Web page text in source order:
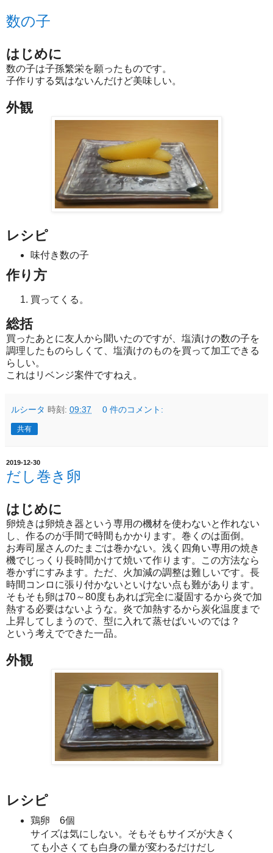
数の子
はじめに
数の子は子孫繁栄を願ったものです。
子作りする気はないんだけど美味しい。
外観
レシピ
味付き数の子
作り方
買ってくる。
総括
買ったあとに友人から聞いたのですが、塩漬けの数の子を
調理したものらしくて、塩漬けのものを買って加工できる
らしい。
これはリベンジ案件ですねえ。
ルシータ 時刻: 09:37 0 件のコメント:
共有
2019-12-30
だし巻き卵
はじめに
卵焼きは卵焼き器という専用の機材を使わないと作れない
し、作るのが手間で時間もかかります。巻くのは面倒。
お寿司屋さんのたまごは巻かない。浅く四角い専用の焼き
機でじっくり長時間かけて焼いて作ります。この方法なら
巻かずにすみます。ただ、火加減の調整は難しいです。長
時間コンロに張り付かないといけない点も難があります。
そもそも卵は70～80度もあれば完全に凝固するから炎で加
熱する必要はないような。炎で加熱するから炭化温度まで
上昇してしまうので、型に入れて蒸せばいいのでは？
という考えでできた一品。
外観
レシピ
鶏卵 6個
サイズは気にしない。そもそもサイズが大きく
ても小さくても白身の量が変わるだけだし